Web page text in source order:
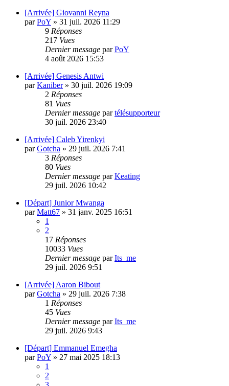
[Arrivée] Giovanni Reyna
parPoY » 31 juil. 2026 11:29
9 Réponses
217 Vues
Dernier message parPoY
4 août 2026 15:53
[Arrivée] Genesis Antwi
parKaniber» 30 juil. 2026 19:09
2 Réponses
81 Vues
Dernier message partélésupporteur
30 juil. 2026 23:40
[Arrivée] Caleb Yirenkyi
parGotcha » 29 juil. 2026 7:41
3 Réponses
80 Vues
Dernier message parKeating
29 juil. 2026 10:42
[Départ] Junior Mwanga
parMatt67 » 31 janv. 2025 16:51
1
2
17 Réponses
10033 Vues
Dernier message parIts_me
29 juil. 2026 9:51
[Arrivée] Aaron Bibout
parGotcha » 29 juil. 2026 7:38
1 Réponses
45 Vues
Dernier message parIts_me
29 juil. 2026 9:43
[Départ] Emmanuel Emegha
parPoY » 27 mai 2025 18:13
1
2